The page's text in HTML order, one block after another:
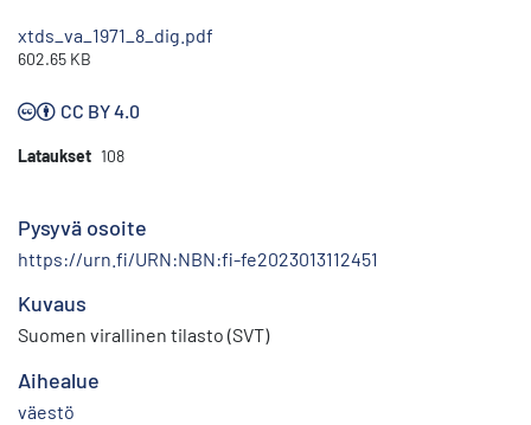
xtds_va_1971_8_dig.pdf
602.65 KB
CC BY 4.0
Lataukset 108
Pysyvä osoite
https://urn.fi/URN:NBN:fi-fe2023013112451
Kuvaus
Suomen virallinen tilasto (SVT)
Aihealue
väestö